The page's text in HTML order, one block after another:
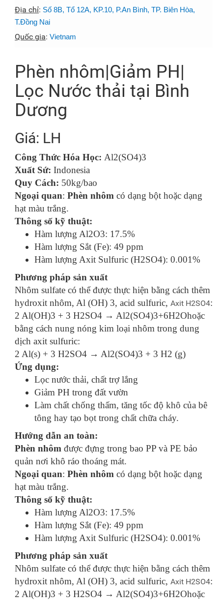
Địa chỉ: Số 8B, Tổ 12A, KP.10, P.An Bình, TP. Biên Hòa,
T.Đồng Nai
Quốc gia: Vietnam
Phèn nhôm|Giảm PH|
Lọc Nước thải tại Bình
Dương
Giá: LH
Công Thức Hóa Học: Al2(SO4)3
Xuất Sứ: Indonesia
Quy Cách: 50kg/bao
Ngoại quan: Phèn nhôm có dạng bột hoặc dạng
hạt màu trắng.
Thông số kỹ thuật:
Hàm lượng Al2O3: 17.5%
Hàm lượng Sắt (Fe): 49 ppm
Hàm lượng Axit Sulfuric (H2SO4): 0.001%
Phương pháp sản xuất
Nhôm sulfate có thể được thực hiện bằng cách thêm
hydroxit nhôm, Al (OH) 3, acid sulfuric, Axit H2SO4:
2 Al(OH)3 + 3 H2SO4 → Al2(SO4)3+6H2Ohoặc
bằng cách nung nóng kim loại nhôm trong dung
dịch axit sulfuric:
2 Al(s) + 3 H2SO4 → Al2(SO4)3 + 3 H2 (g)
Ứng dụng:
Lọc nước thải, chất trợ lắng
Giảm PH trong đất vườn
Làm chất chống thấm, tăng tốc độ khô của bê
tông hay tạo bọt trong chất chữa cháy.
Hướng dẫn an toàn:
Phèn nhôm được đựng trong bao PP và PE bảo
quản nơi khô ráo thoáng mát.
Ngoại quan: Phèn nhôm có dạng bột hoặc dạng
hạt màu trắng.
Thông số kỹ thuật:
Hàm lượng Al2O3: 17.5%
Hàm lượng Sắt (Fe): 49 ppm
Hàm lượng Axit Sulfuric (H2SO4): 0.001%
Phương pháp sản xuất
Nhôm sulfate có thể được thực hiện bằng cách thêm
hydroxit nhôm, Al (OH) 3, acid sulfuric, Axit H2SO4:
2 Al(OH)3 + 3 H2SO4 → Al2(SO4)3+6H2Ohoặc